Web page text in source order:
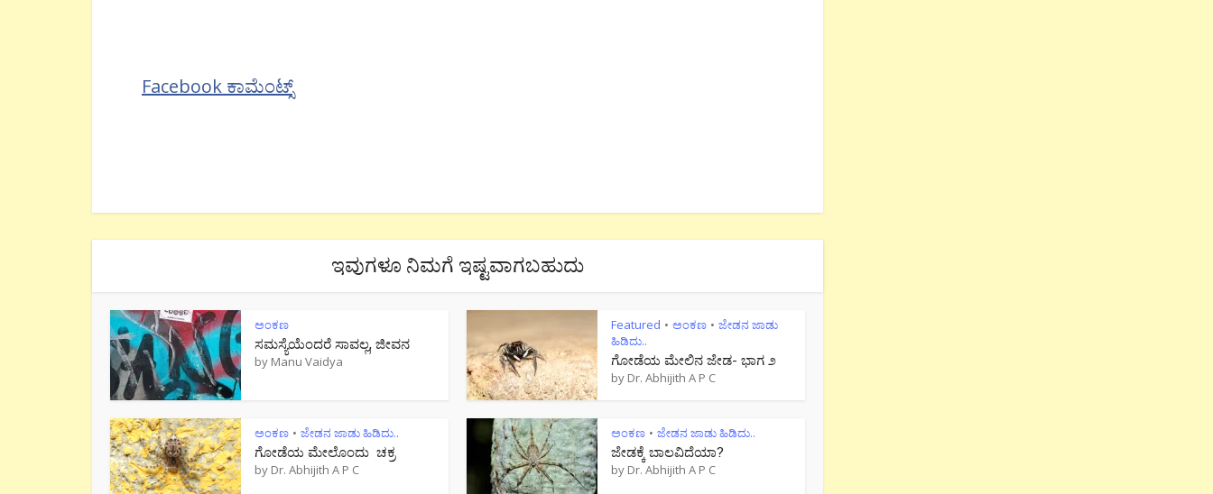
Facebook ಕಾಮೆಂಟ್ಸ್
ಇವುಗಳೂ ನಿಮಗೆ ಇಷ್ಟವಾಗಬಹುದು
ಅಂಕಣ
ಸಮಸ್ಯೆಯೆಂದರೆ ಸಾವಲ್ಲ, ಜೀವನ
by Manu Vaidya
Featured • ಅಂಕಣ • ಜೇಡನ ಜಾಡು
ಹಿಡಿದು..
ಗೋಡೆಯ ಮೇಲಿನ ಜೇಡ- ಭಾಗ ೨
by Dr. Abhijith A P C
ಅಂಕಣ • ಜೇಡನ ಜಾಡು ಹಿಡಿದು..
ಗೋಡೆಯ ಮೇಲೊಂದು ಚಕ್ರ
by Dr. Abhijith A P C
ಅಂಕಣ • ಜೇಡನ ಜಾಡು ಹಿಡಿದು..
ಜೇಡಕ್ಕೆ ಬಾಲವಿದೆಯಾ?
by Dr. Abhijith A P C